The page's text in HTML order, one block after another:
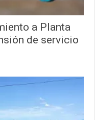
a Planta
de servicio